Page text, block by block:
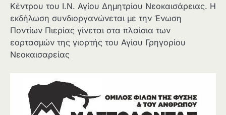
Κέντρου του Ι.Ν. Αγίου Δημητρίου Νεοκαισάρειας. Η
εκδήλωση συνδιοργανώνεται με την Ένωση
Ποντίων Πιερίας γίνεται στα πλαίσια των
εορτασμών της γιορτής του Αγίου Γρηγορίου
Νεοκαισαρείας